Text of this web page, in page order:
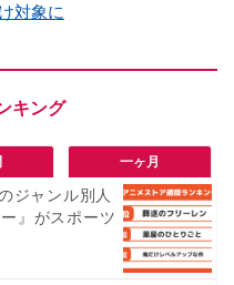
対象に
一ヶ月
ジャンル別人
』がスポーツ